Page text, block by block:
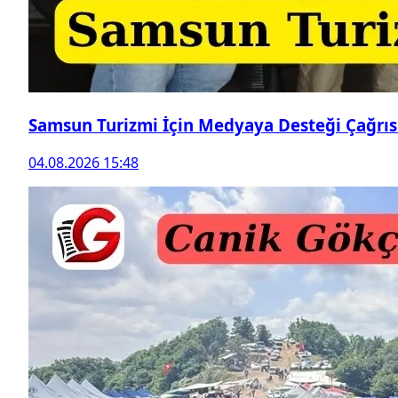
Samsun Turizmi İçin Medyaya Desteği
04.08.2026 15:48